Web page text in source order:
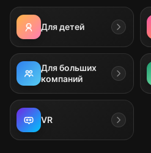
Для детей
Для больших
компаний
VR